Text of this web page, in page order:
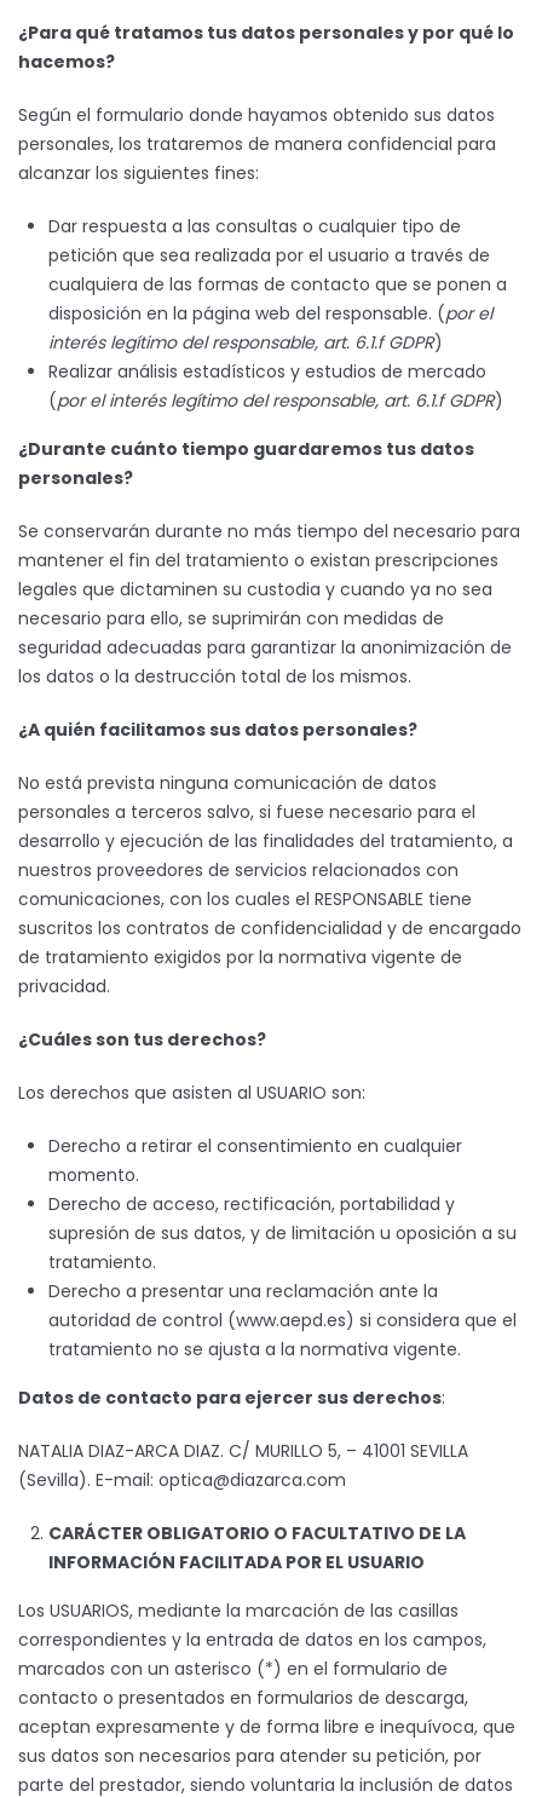
¿Para qué tratamos tus datos personales y por qué lo
hacemos?
Según el formulario donde hayamos obtenido sus datos
personales, los trataremos de manera confidencial para
alcanzar los siguientes fines:
Dar respuesta a las consultas o cualquier tipo de
petición que sea realizada por el usuario a través de
cualquiera de las formas de contacto que se ponen a
disposición en la página web del responsable. (por el
interés legítimo del responsable, art. 6.1.f GDPR)
Realizar análisis estadísticos y estudios de mercado
(por el interés legítimo del responsable, art. 6.1.f GDPR)
¿Durante cuánto tiempo guardaremos tus datos
personales?
Se conservarán durante no más tiempo del necesario para
mantener el fin del tratamiento o existan prescripciones
legales que dictaminen su custodia y cuando ya no sea
necesario para ello, se suprimirán con medidas de
seguridad adecuadas para garantizar la anonimización de
los datos o la destrucción total de los mismos.
¿A quién facilitamos sus datos personales?
No está prevista ninguna comunicación de datos
personales a terceros salvo, si fuese necesario para el
desarrollo y ejecución de las finalidades del tratamiento, a
nuestros proveedores de servicios relacionados con
comunicaciones, con los cuales el RESPONSABLE tiene
suscritos los contratos de confidencialidad y de encargado
de tratamiento exigidos por la normativa vigente de
privacidad.
¿Cuáles son tus derechos?
Los derechos que asisten al USUARIO son:
Derecho a retirar el consentimiento en cualquier
momento.
Derecho de acceso, rectificación, portabilidad y
supresión de sus datos, y de limitación u oposición a su
tratamiento.
Derecho a presentar una reclamación ante la
autoridad de control (www.aepd.es) si considera que el
tratamiento no se ajusta a la normativa vigente.
Datos de contacto para ejercer sus derechos:
NATALIA DIAZ-ARCA DIAZ. C/ MURILLO 5, – 41001 SEVILLA
(Sevilla). E-mail: optica@diazarca.com
CARÁCTER OBLIGATORIO O FACULTATIVO DE LA
INFORMACIÓN FACILITADA POR EL USUARIO
Los USUARIOS, mediante la marcación de las casillas
correspondientes y la entrada de datos en los campos,
marcados con un asterisco (*) en el formulario de
contacto o presentados en formularios de descarga,
aceptan expresamente y de forma libre e inequívoca, que
sus datos son necesarios para atender su petición, por
parte del prestador, siendo voluntaria la inclusión de datos